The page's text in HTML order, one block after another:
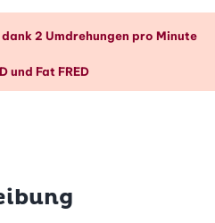
im Überblick
2 Umdrehungen pro Minute
und Fat FRED